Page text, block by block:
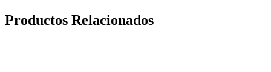
Productos Relacionados